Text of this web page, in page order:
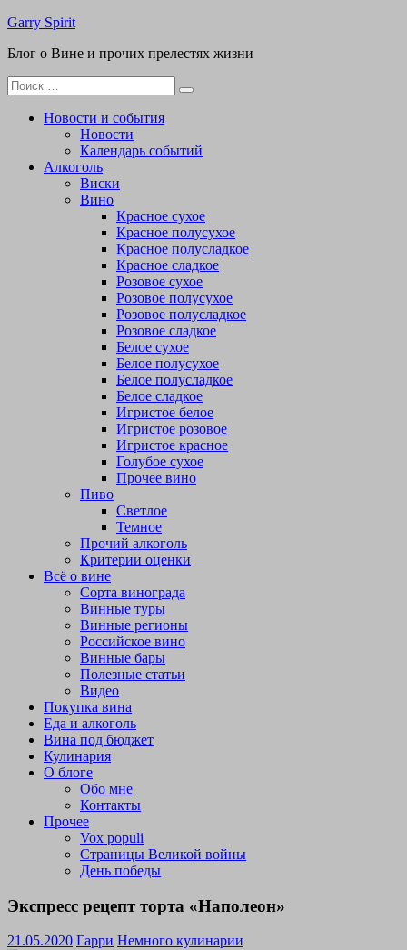
Перейти
содержимому
Garry Spirit
Блог о Вине и прочих прелестях жизни
Поиск
для:
Новости и события
Новости
Календарь событий
Алкоголь
Виски
Вино
Красное сухое
Красное полусухое
Красное полусладкое
Красное сладкое
Розовое сухое
Розовое полусухое
Розовое полусладкое
Розовое сладкое
Белое сухое
Белое полусухое
Белое полусладкое
Белое сладкое
Игристое белое
Игристое розовое
Игристое красное
Голубое сухое
Прочее вино
Пиво
Светлое
Темное
Прочий алкоголь
Критерии оценки
Всё о вине
Сорта винограда
Винные туры
Винные регионы
Российское вино
Винные бары
Полезные статьи
Видео
Покупка вина
Еда и алкоголь
Вина под бюджет
Кулинария
О блоге
Обо мне
Контакты
Прочее
Vox populi
Страницы Великой войны
День победы
Экспресс рецепт торта «Наполеон»
21.05.2020 Гарри Немного кулинарии